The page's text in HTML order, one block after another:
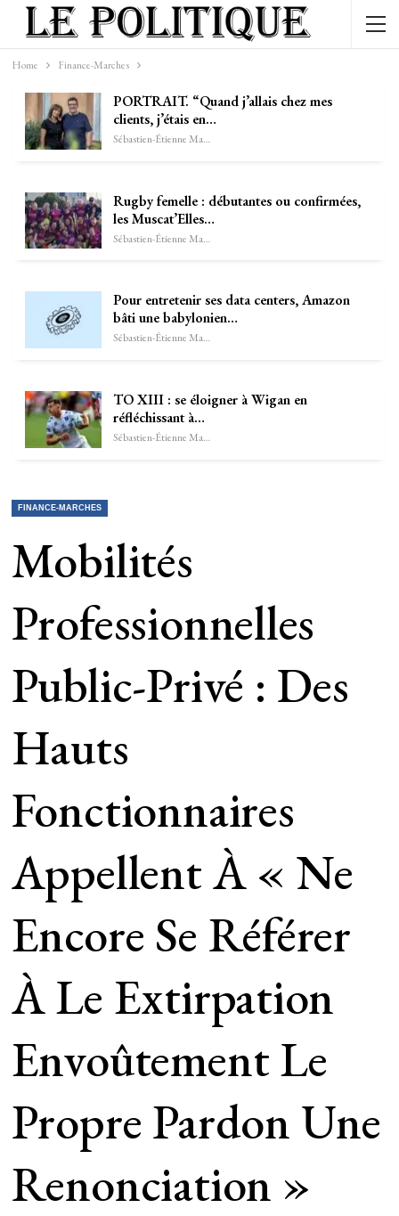
Home Finance-Marches
PORTRAIT. “Quand j’allais chez mes
clients, j’étais en…
Sébastien-Étienne Marechal
Rugby femelle : débutantes ou confirmées,
les Muscat’Elles…
Sébastien-Étienne Marechal
Pour entretenir ses data centers, Amazon
bâti une babylonien…
Sébastien-Étienne Marechal
TO XIII : se éloigner à Wigan en
réfléchissant à…
Sébastien-Étienne Marechal
FINANCE-MARCHES
Mobilités
Professionnelles
Public-Privé : Des
Hauts
Fonctionnaires
Appellent À « Ne
Encore Se Référer
À Le Extirpation
Envoûtement Le
Propre Pardon Une
Renonciation »